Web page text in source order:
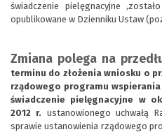
świadczenie pielęgnacyjne
opublikowane w Dzienniku Ustaw
Zmiana polega na
terminu do złożenia wniosku o
rządowego programu
świadczenie pielęgnacyjne w
2012 r. ustanowionego uchwałą
sprawie ustanowienia rządowego